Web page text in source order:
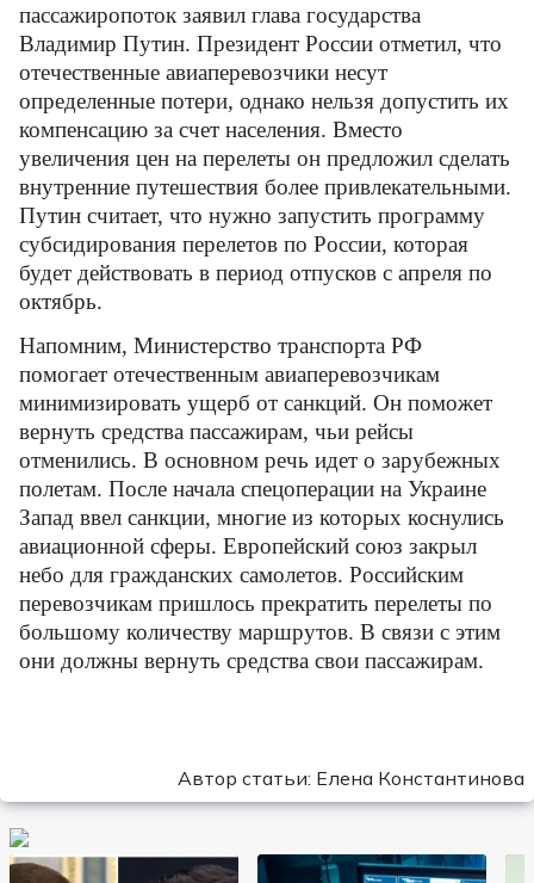
пассажиропоток заявил глава государства
Владимир Путин. Президент России отметил, что
отечественные авиаперевозчики несут
определенные потери, однако нельзя допустить их
компенсацию за счет населения. Вместо
увеличения цен на перелеты он предложил сделать
внутренние путешествия более привлекательными.
Путин считает, что нужно запустить программу
субсидирования перелетов по России, которая
будет действовать в период отпусков с апреля по
октябрь.
Напомним, Министерство транспорта РФ
помогает отечественным авиаперевозчикам
минимизировать ущерб от санкций. Он поможет
вернуть средства пассажирам, чьи рейсы
отменились. В основном речь идет о зарубежных
полетам. После начала спецоперации на Украине
Запад ввел санкции, многие из которых коснулись
авиационной сферы. Европейский союз закрыл
небо для гражданских самолетов. Российским
перевозчикам пришлось прекратить перелеты по
большому количеству маршрутов. В связи с этим
они должны вернуть средства свои пассажирам.
Автор статьи: Елена Константинова